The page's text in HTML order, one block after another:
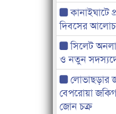
কানাইঘাটে
দিবসের
সিলেট
ও নতুন
লোভাছড়ার
বেপরোয়া
জোন চক্র